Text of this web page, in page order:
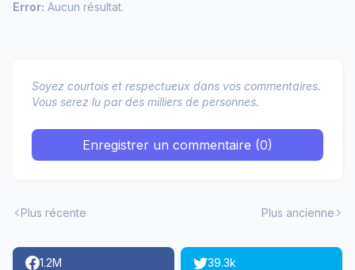
Error: Aucun résultat.
Soyez courtois et respectueux dans vos commentaires.
Vous serez lu par des milliers de personnes.
Enregistrer un commentaire (0)
Plus récente Plus ancienne
1.2M 39.3k